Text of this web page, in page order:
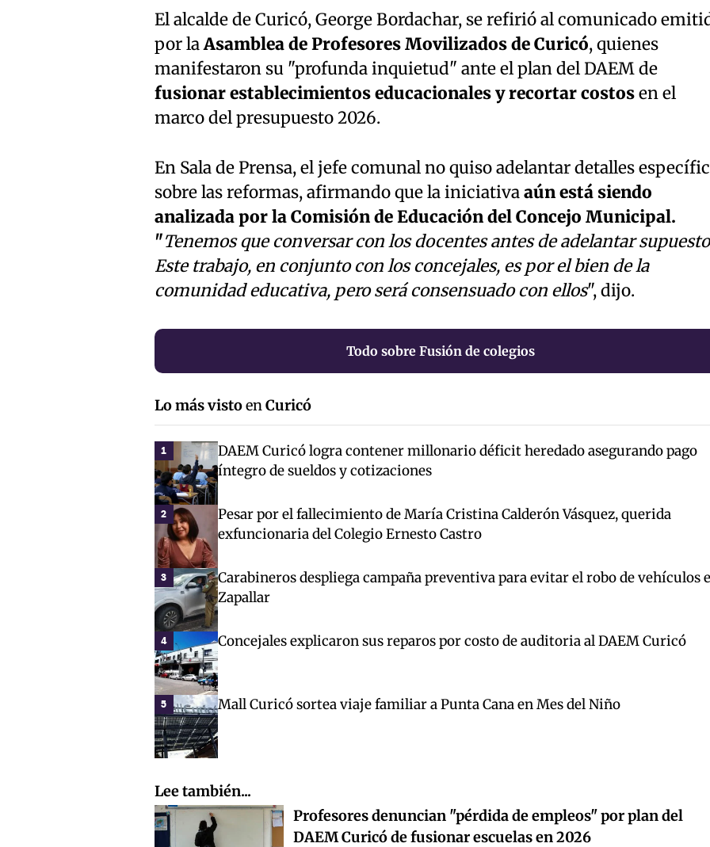
El alcalde de Curicó, George Bordachar, se refirió al comunicado
por laAsamblea de Profesores Movilizados de Curicó, quienes
manifestaron su "profunda inquietud" ante el plan del DAEM de
fusionar establecimientos educacionales y recortar costosen el
marco del presupuesto 2026.
En Sala de Prensa, el jefe comunal no quiso adelantar detalles
sobre las reformas, afirmando que la iniciativaaún está siendo
analizada por la Comisión de Educación del Concejo Municipal.
"Tenemos que conversar con los docentes antes de adelantar
Este trabajo, en conjunto con los concejales, es por el bien de la
comunidad educativa, pero será consensuado con ellos", dijo.
Todo sobre Fusión de colegios
Lo más vistoenCuricó
1
DAEM Curicó logra contener millonario déficit heredado asegurando pago
íntegro de sueldos y cotizaciones
2
Pesar por el fallecimiento de María Cristina Calderón Vásquez, querida
exfuncionaria del Colegio Ernesto Castro
3
Carabineros despliega campaña preventiva para evitar el robo de vehículos
Zapallar
4 Concejales explicaron sus reparos por costo de auditoria al DAEM Curicó
5 Mall Curicó sortea viaje familiar a Punta Cana en Mes del Niño
Lee también...
Profesores denuncian "pérdida de empleos" por plan del
DAEM Curicó de fusionar escuelas en 2026